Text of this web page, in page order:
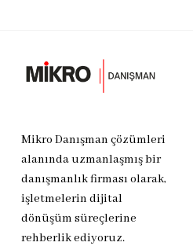
Mikro Danışman çözümleri
alanında uzmanlaşmış bir
danışmanlık firması olarak,
işletmelerin dijital
dönüşüm süreçlerine
rehberlik ediyoruz.